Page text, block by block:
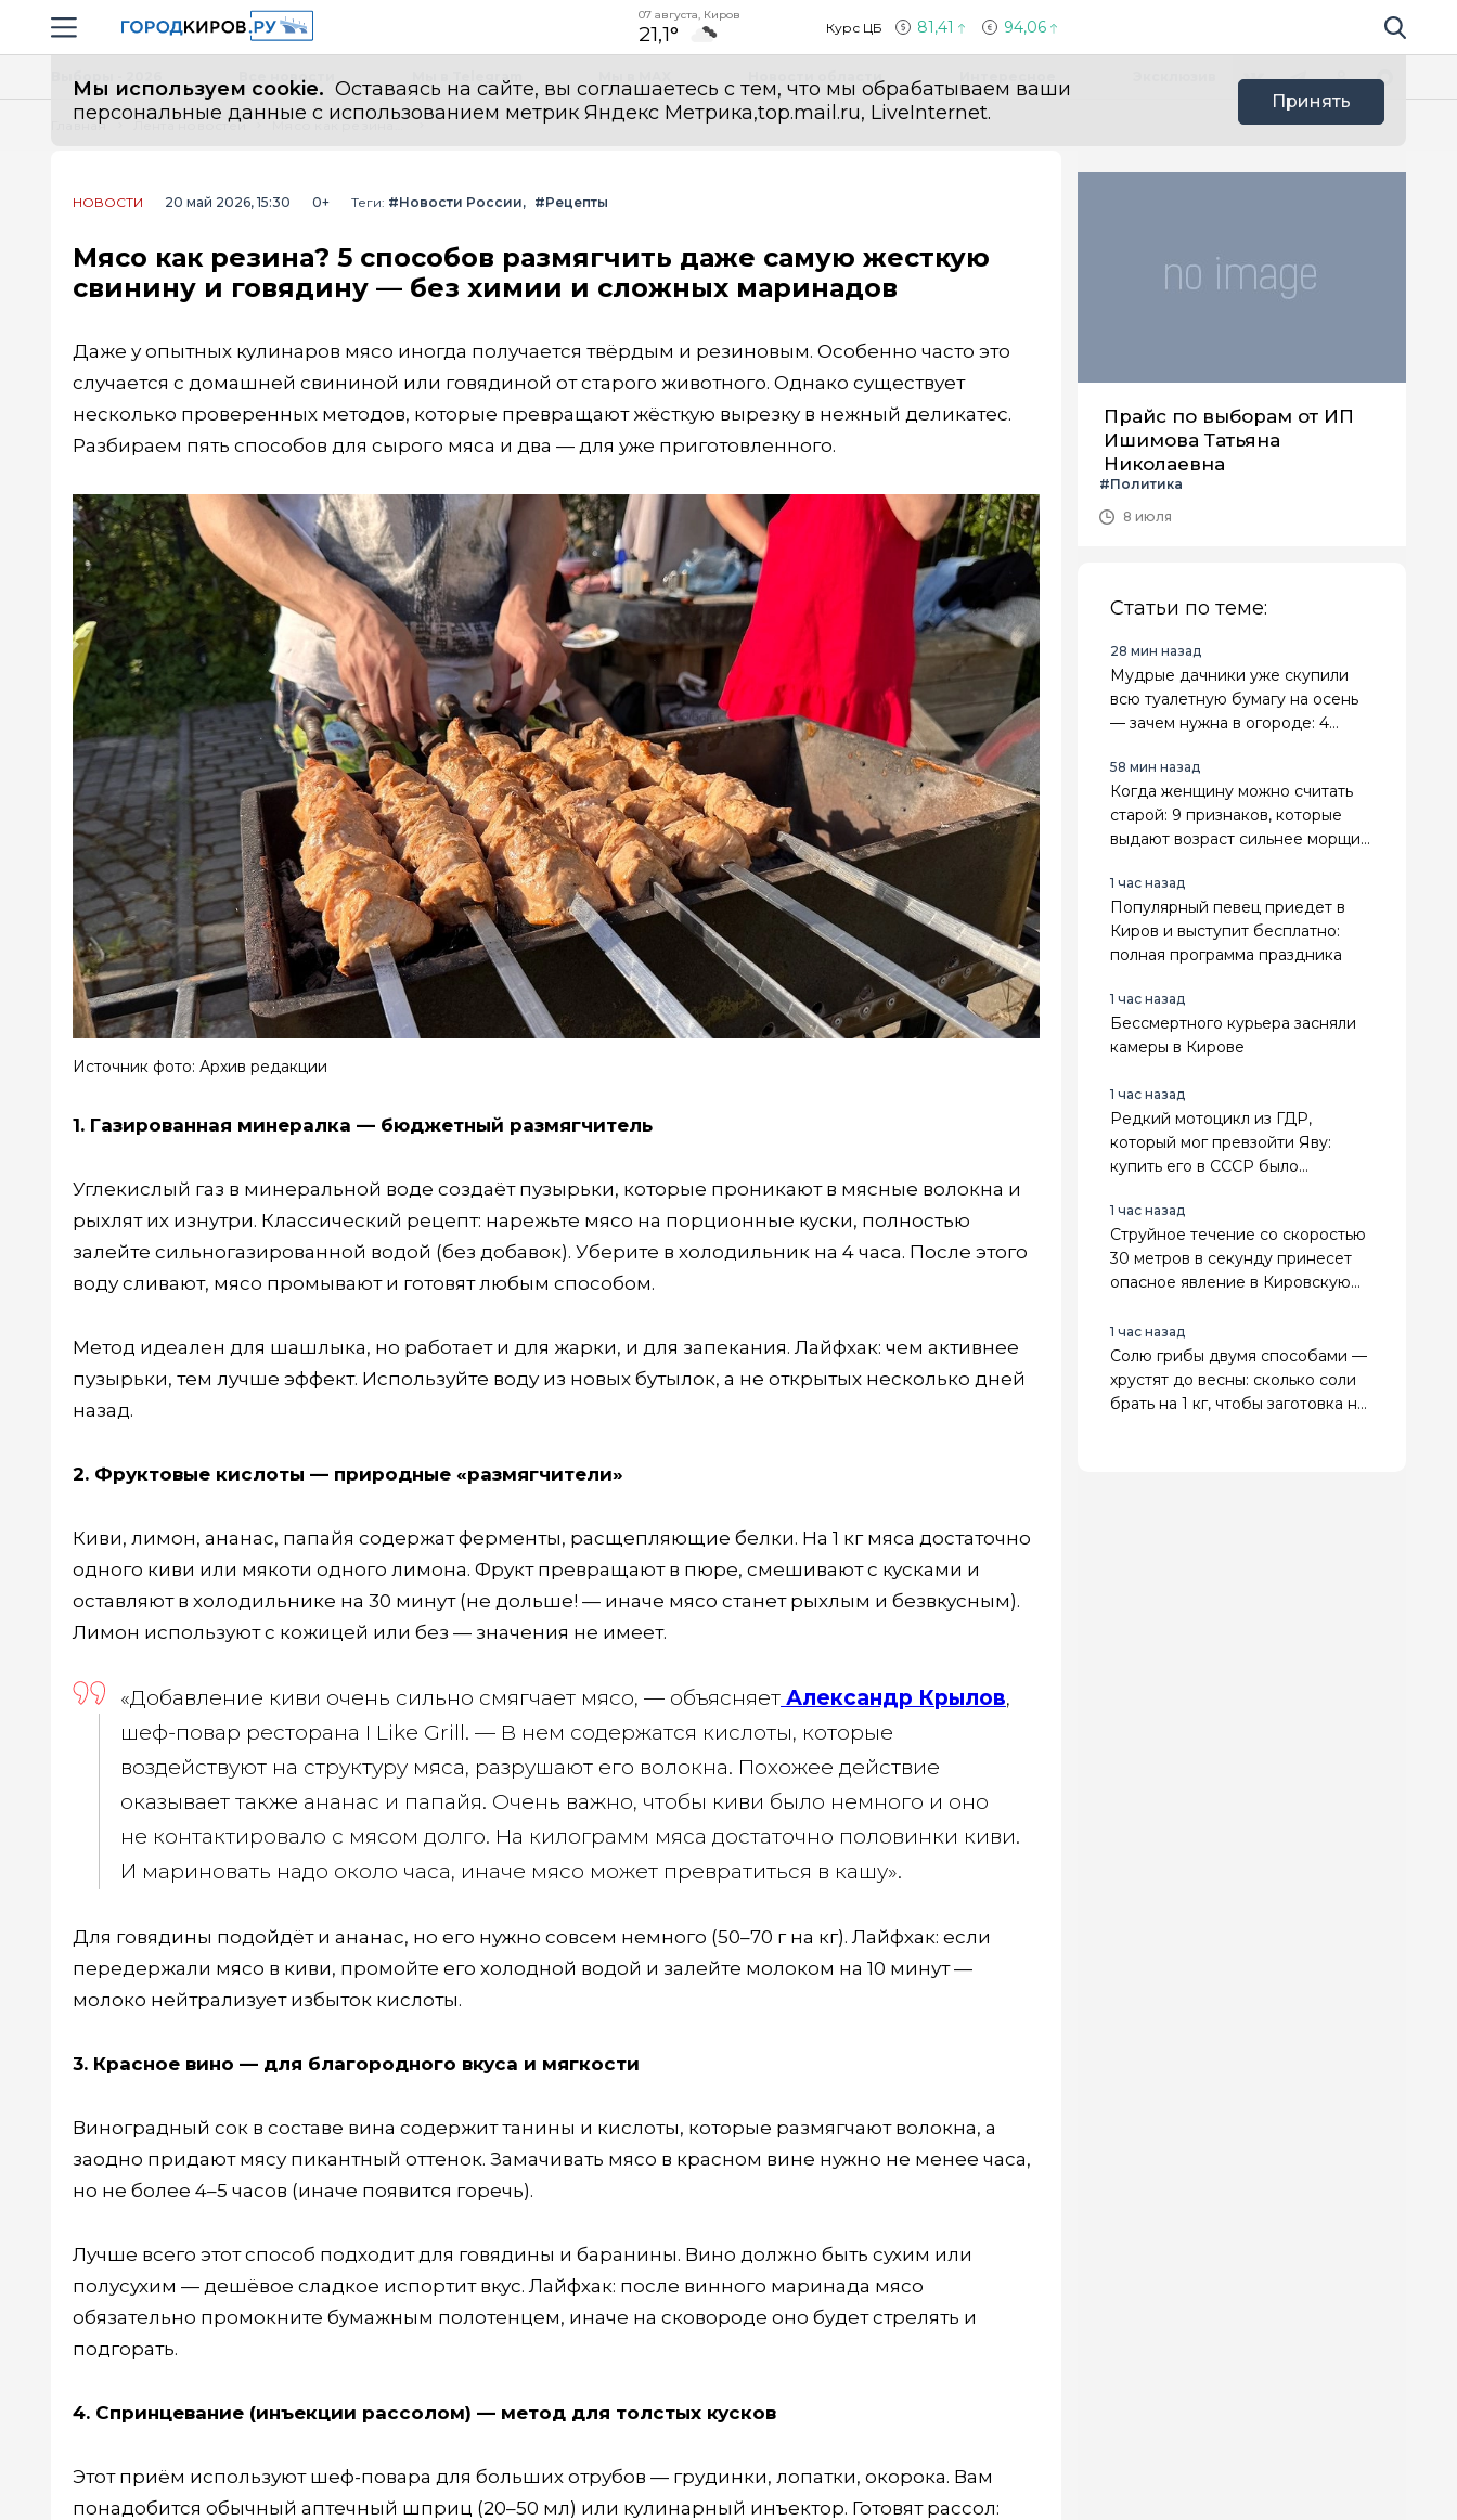
Навигация сайта
07 августа, Киров
21,1° Курс ЦБ 81,41 94,06 Поиск по
Мы используем cookie. Оставаясь на сайте, вы соглашаетесь с тем, что мы обрабатываем ваши
персональные данные с использованием метрик Яндекс Метрика,top.mail.ru, LiveInternet.
Принять
Все новости
Главная Лента новостей
НОВОСТИ 20 май 2026, 15:30 0+ Теги: #Новости России #Рецепты
Мясо как резина? 5 способов размягчить даже самую жесткую
свинину и говядину — без химии и сложных маринадов
Даже у опытных кулинаров мясо иногда получается твёрдым и резиновым. Особенно часто это
случается с домашней свининой или говядиной от старого животного. Однако существует
несколько проверенных методов, которые превращают жёсткую вырезку в нежный деликатес.
Разбираем пять способов для сырого мяса и два — для уже приготовленного.
Источник фото: Архив редакции
1. Газированная минералка — бюджетный размягчитель
Углекислый газ в минеральной воде создаёт пузырьки, которые проникают в мясные волокна и
рыхлят их изнутри. Классический рецепт: нарежьте мясо на порционные куски, полностью
залейте сильногазированной водой (без добавок). Уберите в холодильник на 4 часа. После этого
воду сливают, мясо промывают и готовят любым способом.
Метод идеален для шашлыка, но работает и для жарки, и для запекания. Лайфхак: чем активнее
пузырьки, тем лучше эффект. Используйте воду из новых бутылок, а не открытых несколько дней
назад.
2. Фруктовые кислоты — природные «размягчители»
Киви, лимон, ананас, папайя содержат ферменты, расщепляющие белки. На 1 кг мяса достаточно
одного киви или мякоти одного лимона. Фрукт превращают в пюре, смешивают с кусками и
оставляют в холодильнике на 30 минут (не дольше! — иначе мясо станет рыхлым и безвкусным).
Лимон используют с кожицей или без — значения не имеет.
«Добавление киви очень сильно смягчает мясо, — объясняет Александр Крылов,
шеф-повар ресторана I Like Grill. — В нем содержатся кислоты, которые
воздействуют на структуру мяса, разрушают его волокна. Похожее действие
оказывает также ананас и папайя. Очень важно, чтобы киви было немного и оно
не контактировало с мясом долго. На килограмм мяса достаточно половинки киви.
И мариновать надо около часа, иначе мясо может превратиться в кашу».
Для говядины подойдёт и ананас, но его нужно совсем немного (50–70 г на кг). Лайфхак: если
передержали мясо в киви, промойте его холодной водой и залейте молоком на 10 минут —
молоко нейтрализует избыток кислоты.
3. Красное вино — для благородного вкуса и мягкости
Виноградный сок в составе вина содержит танины и кислоты, которые размягчают волокна, а
заодно придают мясу пикантный оттенок. Замачивать мясо в красном вине нужно не менее часа,
но не более 4–5 часов (иначе появится горечь).
Лучше всего этот способ подходит для говядины и баранины. Вино должно быть сухим или
полусухим — дешёвое сладкое испортит вкус. Лайфхак: после винного маринада мясо
обязательно промокните бумажным полотенцем, иначе на сковороде оно будет стрелять и
подгорать.
4. Спринцевание (инъекции рассолом) — метод для толстых кусков
Этот приём используют шеф-повара для больших отрубов — грудинки, лопатки, окорока. Вам
понадобится обычный аптечный шприц (20–50 мл) или кулинарный инъектор. Готовят рассол:
Прайс по выборам от ИП
Ишимова Татьяна
Николаевна
#Политика
8 июля
Статьи по теме:
28 мин назад
Мудрые дачники уже скупили
всю туалетную бумагу на осень
— зачем нужна в огороде: 4
58 мин назад
Когда женщину можно считать
старой: 9 признаков, которые
выдают возраст сильнее морщин,
1 час назад
Популярный певец приедет в
Киров и выступит бесплатно:
полная программа праздника
1 час назад
Бессмертного курьера засняли
камеры в Кирове
1 час назад
Редкий мотоцикл из ГДР,
который мог превзойти Яву:
купить его в СССР было
партию
1 час назад
Струйное течение со скоростью
30 метров в секунду принесет
опасное явление в Кировскую
1 час назад
Солю грибы двумя способами —
хрустят до весны: сколько соли
брать на 1 кг, чтобы заготовка не